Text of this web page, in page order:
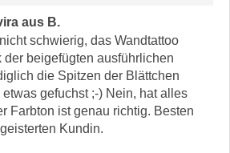
aus B.
schwierig, das Wandtattoo
beigefügten ausführlichen
die Spitzen der Blättchen
gefuchst ;-) Nein, hat alles
Farbton ist genau richtig. Besten
Kundin.